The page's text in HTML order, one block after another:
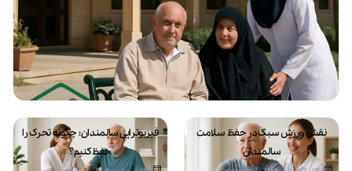
نقش ورزش سبک در حفظ سلامت
سالمندان
فیزیوتراپی سالمندان: چگونه تحرک را
حفظ کنیم؟